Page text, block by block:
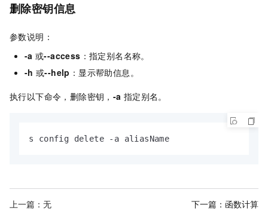
删除密钥信息
参数说明：
-a 或--access ：指定别名名称。
-h 或--help ：显示帮助信息。
执行以下命令，删除密钥， -a 指定别名。
s config delete -a aliasName
上一篇：无 下一篇： 函数计算